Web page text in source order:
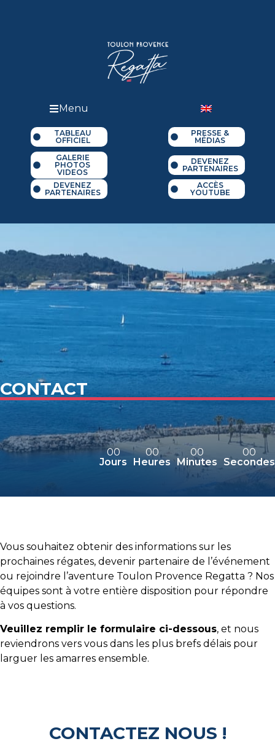
Menu
TABLEAU
OFFICIEL
PRESSE &
MÉDIAS
GALERIE
PHOTOS
VIDEOS
DEVENEZ
PARTENAIRES
DEVENEZ
PARTENAIRES
ACCÈS
YOUTUBE
CONTACT
00
Jours
00
Heures
00
Minutes
00
Secondes
Vous souhaitez obtenir des informations sur les
prochaines régates, devenir partenaire de l’événement
ou rejoindre l’aventure Toulon Provence Regatta ? Nos
équipes sont à votre entière disposition pour répondre
à vos questions.
Veuillez remplir le formulaire ci-dessous, et nous
reviendrons vers vous dans les plus brefs délais pour
larguer les amarres ensemble.
CONTACTEZ NOUS !